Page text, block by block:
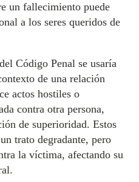
un fallecimiento puede
a los seres queridos de
Código Penal se usaría
de una relación
actos hostiles o
contra otra persona,
de superioridad. Estos
trato degradante, pero
la víctima, afectando su